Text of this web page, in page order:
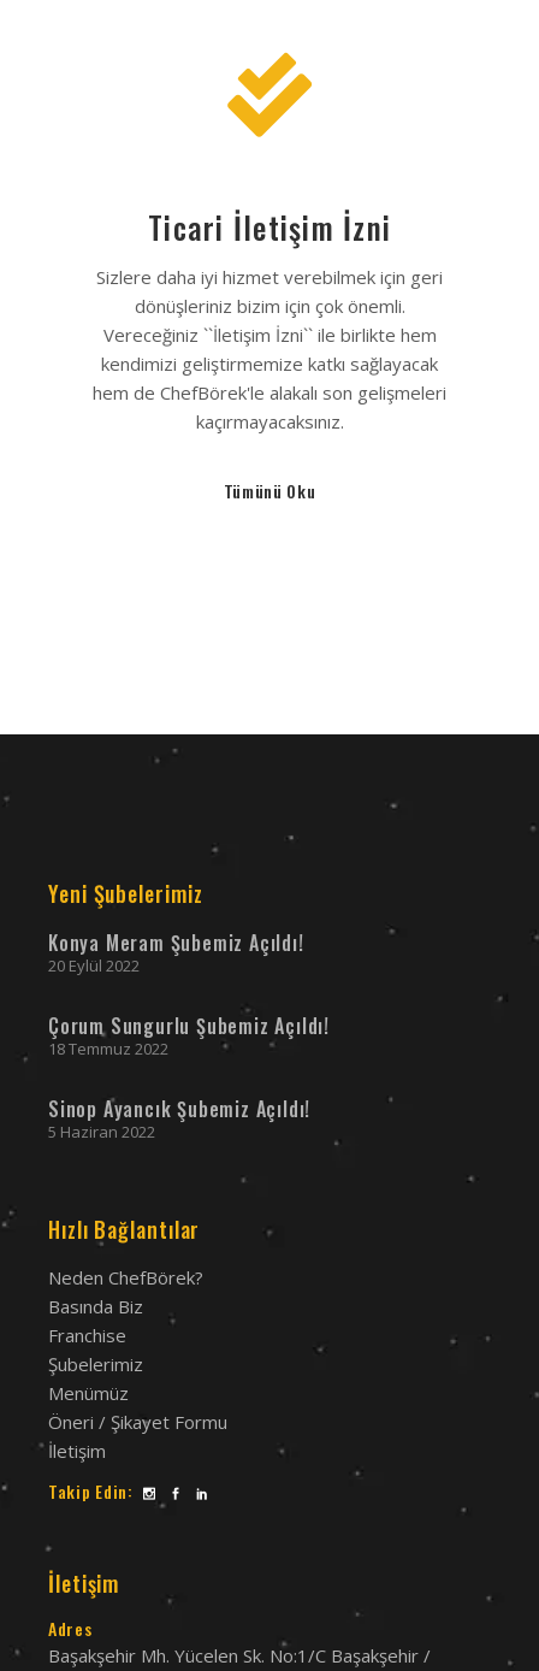
Ticari İletişim İzni
Sizlere daha iyi hizmet verebilmek için geri
dönüşleriniz bizim için çok önemli.
Vereceğiniz ``İletişim İzni`` ile birlikte hem
kendimizi geliştirmemize katkı sağlayacak
hem de ChefBörek'le alakalı son gelişmeleri
kaçırmayacaksınız.
Tümünü Oku
Yeni Şubelerimiz
Konya Meram Şubemiz Açıldı!
20 Eylül 2022
Çorum Sungurlu Şubemiz Açıldı!
18 Temmuz 2022
Sinop Ayancık Şubemiz Açıldı!
5 Haziran 2022
Hızlı Bağlantılar
Neden ChefBörek?
Basında Biz
Franchise
Şubelerimiz
Menümüz
Öneri / Şikayet Formu
İletişim
Takip Edin:
İletişim
Adres
Başakşehir Mh. Yücelen Sk. No:1/C Başakşehir /